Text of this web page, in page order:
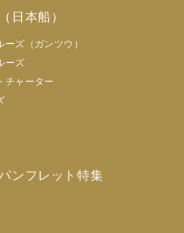
日本船）
ーズ（ガンツウ）
ーズ
チャーター
ンフレット特集